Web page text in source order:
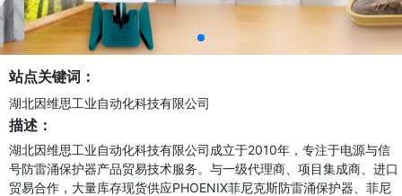
站点关键词：
湖北因维思工业自动化科技有限公司
描述：
湖北因维思工业自动化科技有限公司成立于2010年，专注于电源与信
号防雷涌保护器产品贸易技术服务。与一级代理商、项目集成商、进口
贸易合作，大量库存现货供应PHOENIX菲尼克斯防雷涌保护器、菲尼